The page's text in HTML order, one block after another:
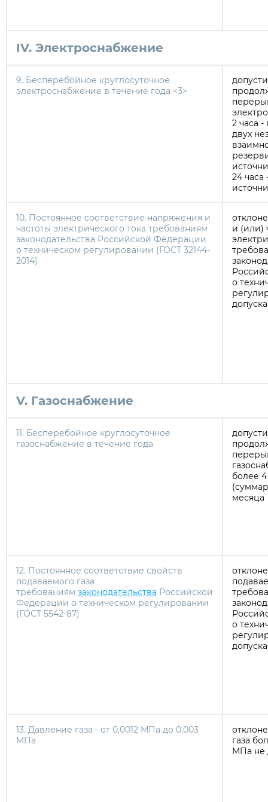
IV. Электроснабжение
9. Бесперебойное круглосуточное
электроснабжение в течение года <3>
2 часа
двух
24 часа
10. Постоянное соответствие напряжения и
частоты электрического тока требованиям
законодательства Российской Федерации
о техническом регулировании (ГОСТ 32144-
2014)
и (или)
о
V. Газоснабжение
11. Бесперебойное круглосуточное
газоснабжение в течение года
более
месяца
12. Постоянное соответствие свойств
подаваемого газа
требованиям законодательства Российской
Федерации о техническом регулировании
(ГОСТ 5542-87)
о
13. Давление газа - от 0,0012 МПа до 0,003
МПа
газа
МПа не